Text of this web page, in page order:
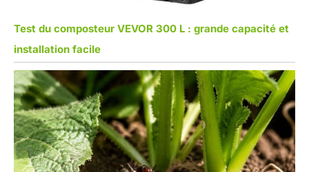
Test du composteur VEVOR 300 L : grande capacité et
installation facile